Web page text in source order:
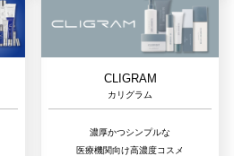
CLIGRAM
カリグラム
濃厚かつシンプルな
医療機関向け高濃度コスメ